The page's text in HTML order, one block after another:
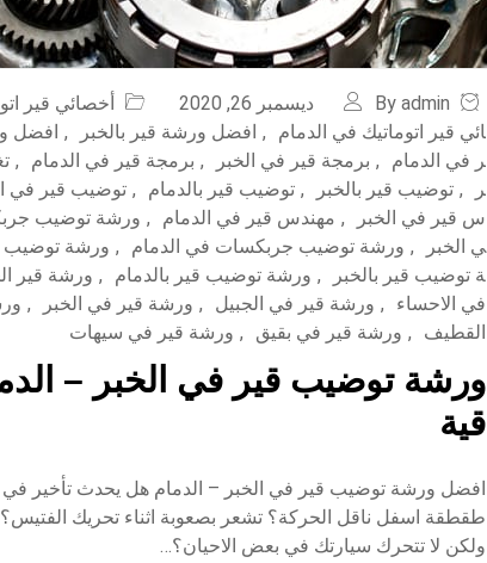
By admin ديسمبر 26, 2020 أخصائي قير
ائي قير اتوماتيك في الدمام
, افضل ورشة قير بالخبر , افضل
ر في الدمام
, برمجة قير في الخبر , برمجة قير في الدمام ,
ر
, توضيب قير بالخبر , توضيب قير بالدمام , توضيب قير في
س قير في الخبر
, مهندس قير في الدمام , ورشة توضيب
ي الخبر
, ورشة توضيب جربكسات في الدمام , ورشة توضيب
ة توضيب قير بالخبر
, ورشة توضيب قير بالدمام , ورشة قير
في الاحساء
, ورشة قير في الجبيل , ورشة قير في الخبر ,
القطيف
, ورشة قير في بقيق , ورشة قير في سيهات
ورشة توضيب قير في الخبر –
قية
افضل ورشة توضيب قير في الخبر – الدمام هل يحدث تأخير
ولكن لا تتحرك سيارتك في بعض الاحيان؟…